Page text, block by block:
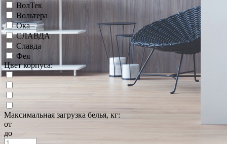
ВолТек
Вольтера
Ока
СЛАВДА
Славда
Фея
Цвет корпуса:
Максимальная загрузка белья, кг:
от
до